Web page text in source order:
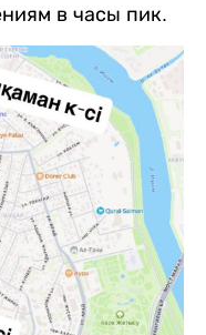
в часы пик.